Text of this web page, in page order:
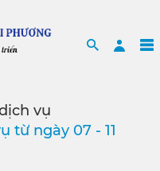
Search
vụ
từ ngày 07 - 11